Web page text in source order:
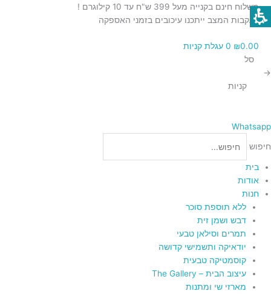
דילוג
לתוכן
משלוח חינם בקנייה מעל 399 ש"ח עד 10 קילוגרם !
בעקבות המצב ייתכנו עיכובים בזמני האספקה
₪0.00
0 עגלת קניות
סל
→
קניות
Whatsapp
חיפוש
בית
אודות
חנות
ללא תוספת סוכר
דבש ושמן זית
תמרים וסילאן טבעי
יודאיקה ותשמישי קדושה
קוסמטיקה טבעית
עיצוב הבית – The Gallery
מארזי שי ומתנות